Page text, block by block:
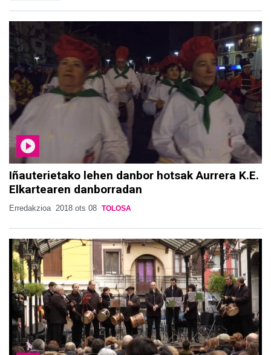
Iñauterietako lehen danbor hotsak Aurrera K.E.
Elkartearen danborradan
Erredakzioa 2018 ots 08 TOLOSA